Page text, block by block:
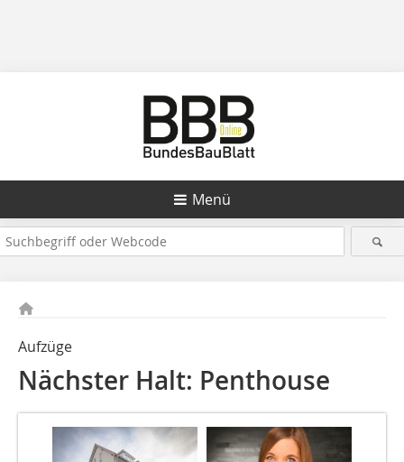
Menü
Aufzüge
Nächster Halt: Penthouse